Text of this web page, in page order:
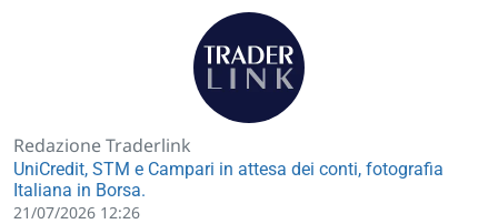
Redazione Traderlink
UniCredit, STM e Campari in attesa dei conti, fotografia
Italiana in Borsa.
21/07/2026 12:26